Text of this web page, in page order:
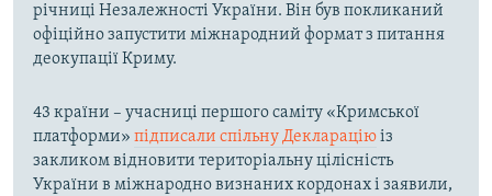
річниці Незалежності України. Він був покликаний
офіційно запустити міжнародний формат з питання
деокупації Криму.
43 країни – учасниці першого саміту «Кримської
платформи» підписали спільну Деклараціюіз
закликом відновити територіальну цілісність
України в міжнародно визнаних кордонах і заявили,